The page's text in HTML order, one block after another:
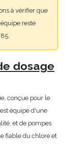
à vérifier que
reste
dosage
conçue pour le
équipé d'une
et de pompes
fiable du chlore et